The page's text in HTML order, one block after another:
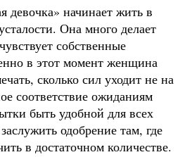
девочка» начинает жить в
Она много делает
собственные
в этот момент женщина
сколько сил уходит не на
соответствие ожиданиям
быть удобной для всех
одобрение там, где
в достаточном количестве.